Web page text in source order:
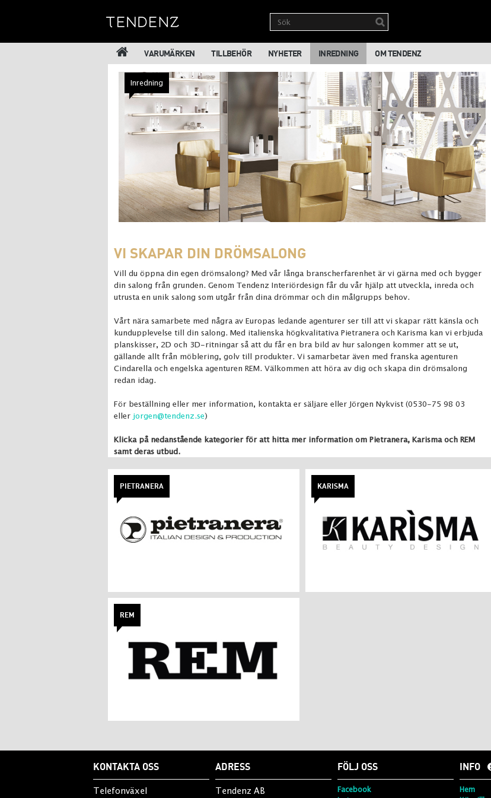
VARUMÄRKEN TILLBEHÖR NYHETER INREDNING OM TENDENZ
Inredning
VI SKAPAR DIN DRÖMSALONG
Vill du öppna din egen drömsalong? Med vår långa branscherfarenhet är vi gärna med och bygger
din salong från grunden. Genom Tendenz Interiördesign får du vår hjälp att utveckla, inreda och
utrusta en unik salong som utgår från dina drömmar och din målgrupps behov.
Vårt nära samarbete med några av Europas ledande agenturer ser till att vi skapar rätt känsla och
kundupplevelse till din salong. Med italienska högkvalitativa Pietranera och Karisma kan vi erbjuda
planskisser, 2D och 3D-ritningar så att du får en bra bild av hur salongen kommer att se ut,
gällande allt från möblering, golv till produkter. Vi samarbetar även med franska agenturen
Cindarella och engelska agenturen REM. Välkommen att höra av dig och skapa din drömsalong
redan idag.
För beställning eller mer information, kontakta er säljare eller Jörgen Nykvist (0530-75 98 03
eller jorgen@tendenz.se)
Klicka på nedanstående kategorier för att hitta mer information om Pietranera, Karisma och REM
samt deras utbud.
PIETRANERA KARISMA
REM
KONTAKTA OSS
Telefonväxel
ADRESS
Tendenz AB
FÖLJ OSS
Facebook
INFO
Hem